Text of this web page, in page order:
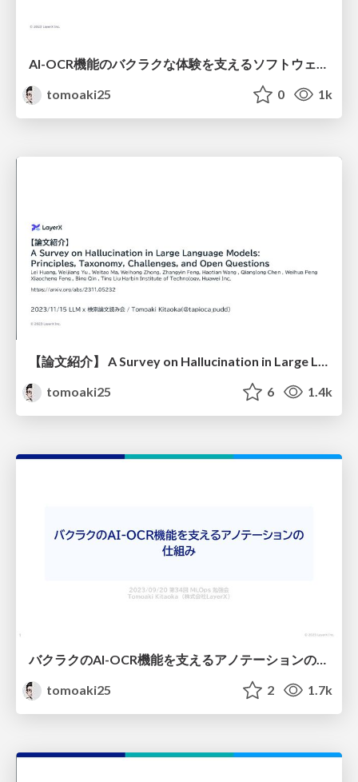
AI-OCR機能のバクラクな体験を支えるソフトウェアエンジニアリング
tomoaki25
0 1k
【論文紹介】 A Survey on Hallucination in Large Language Models: Principles, Taxonomy, Challenges, and Open Questions
tomoaki25
6 1.4k
tomoaki25
2 1.7k